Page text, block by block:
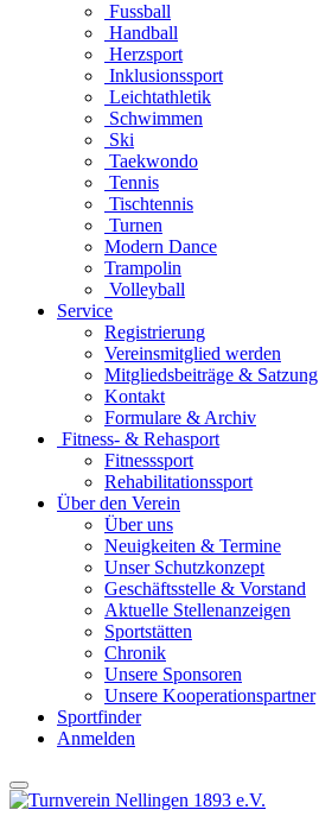
Fussball
Handball
Herzsport
Inklusionssport
Leichtathletik
Schwimmen
Ski
Taekwondo
Tennis
Tischtennis
Turnen
Modern Dance
Trampolin
Volleyball
Service
Registrierung
Vereinsmitglied werden
Mitgliedsbeiträge & Satzung
Kontakt
Formulare & Archiv
Fitness- & Rehasport
Fitnesssport
Rehabilitationssport
Über den Verein
Über uns
Neuigkeiten & Termine
Unser Schutzkonzept
Geschäftsstelle & Vorstand
Aktuelle Stellenanzeigen
Sportstätten
Chronik
Unsere Sponsoren
Unsere Kooperationspartner
Sportfinder
Anmelden